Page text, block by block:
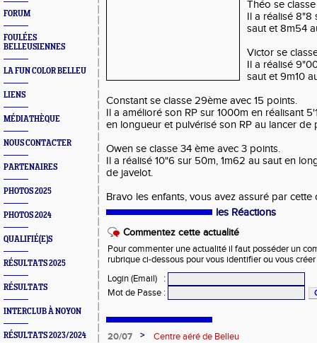
FORUM
FOULÉES
BELLEUSIENNES
LA FUN COLOR BELLEU
LIENS
MÉDIATHÈQUE
NOUS CONTACTER
PARTENAIRES
PHOTOS 2025
PHOTOS 2024
QUALIFIÉ(E)S
RÉSULTATS 2025
RÉSULTATS
INTERCLUB À NOYON
RÉSULTATS 2023/2024
Théo se
Il a réalisé 8"8
saut et 8m54
Victor se
Il a réalisé
saut et 9m10
Constant se classe 29ème avec 15 points.
Il a amélioré son RP sur 1000m en réalisant
en longueur et pulvérisé son RP au lancer de
Owen se classe 34 ème avec 3 points.
Il a réalisé 10"6 sur 50m, 1m62 au saut en
de javelot.
Bravo les enfants, vous avez assuré par cette
les Réactions
Commentez cette actualité
Pour commenter une actualité il faut posséder un
rubrique ci-dessous pour vous identifier ou vous
Login (Email)
:
Mot de Passe :
20/07 >
Centre aéré de Belleu